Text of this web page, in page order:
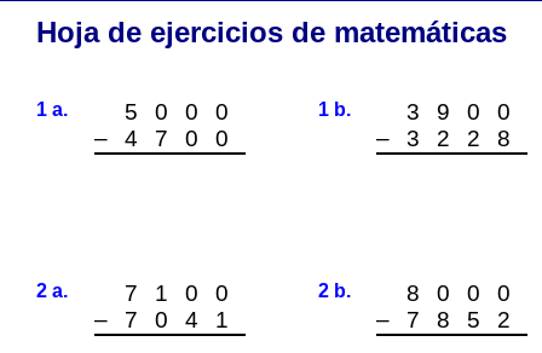
Hoja de ejercicios de matemáticas
1 a.
5000
–4700
1 b.
3900
–3228
2 a.
7100
–7041
2 b.
8000
–7852